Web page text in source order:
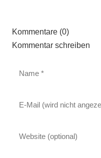
Kommentare (0)
Kommentar schreiben